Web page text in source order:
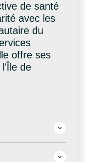
de santé
avec les
du
offre ses
de